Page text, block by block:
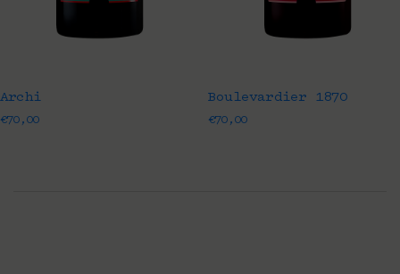
Archi
€70,00
Boulevardier 1870
€70,00